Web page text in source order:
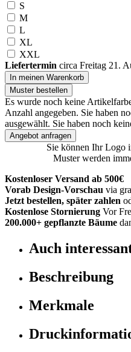
S
M
L
XL
XXL
Liefertermin circa Freitag 21.
In meinen Warenkorb
Muster bestellen
Es wurde noch keine
Anzahl angegeben. Sie haben
ausgewählt. Sie haben noch
Angebot anfragen
Sie können Ihr Logo
Muster werden
Kostenloser Versand ab 500€
Vorab Design-Vorschau via
Jetzt bestellen, später zahlen
Kostenlose Stornierung Vor
200.000+ gepflanzte Bäume
Auch
Beschreibung
Merkmale